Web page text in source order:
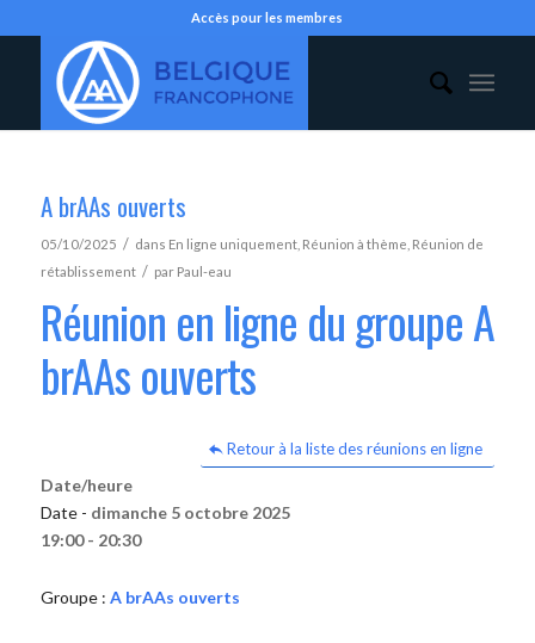
Accès pour les membres
A brAAs ouverts
05/10/2025 / dans En ligne uniquement, Réunion à thème Réunion de
rétablissement / par Paul-eau
Réunion en ligne du groupe A
brAAs ouverts
Retour à la liste des réunions en ligne
Date/heure
Date - dimanche 5 octobre 2025
19:00 - 20:30
Groupe : A brAAs ouverts